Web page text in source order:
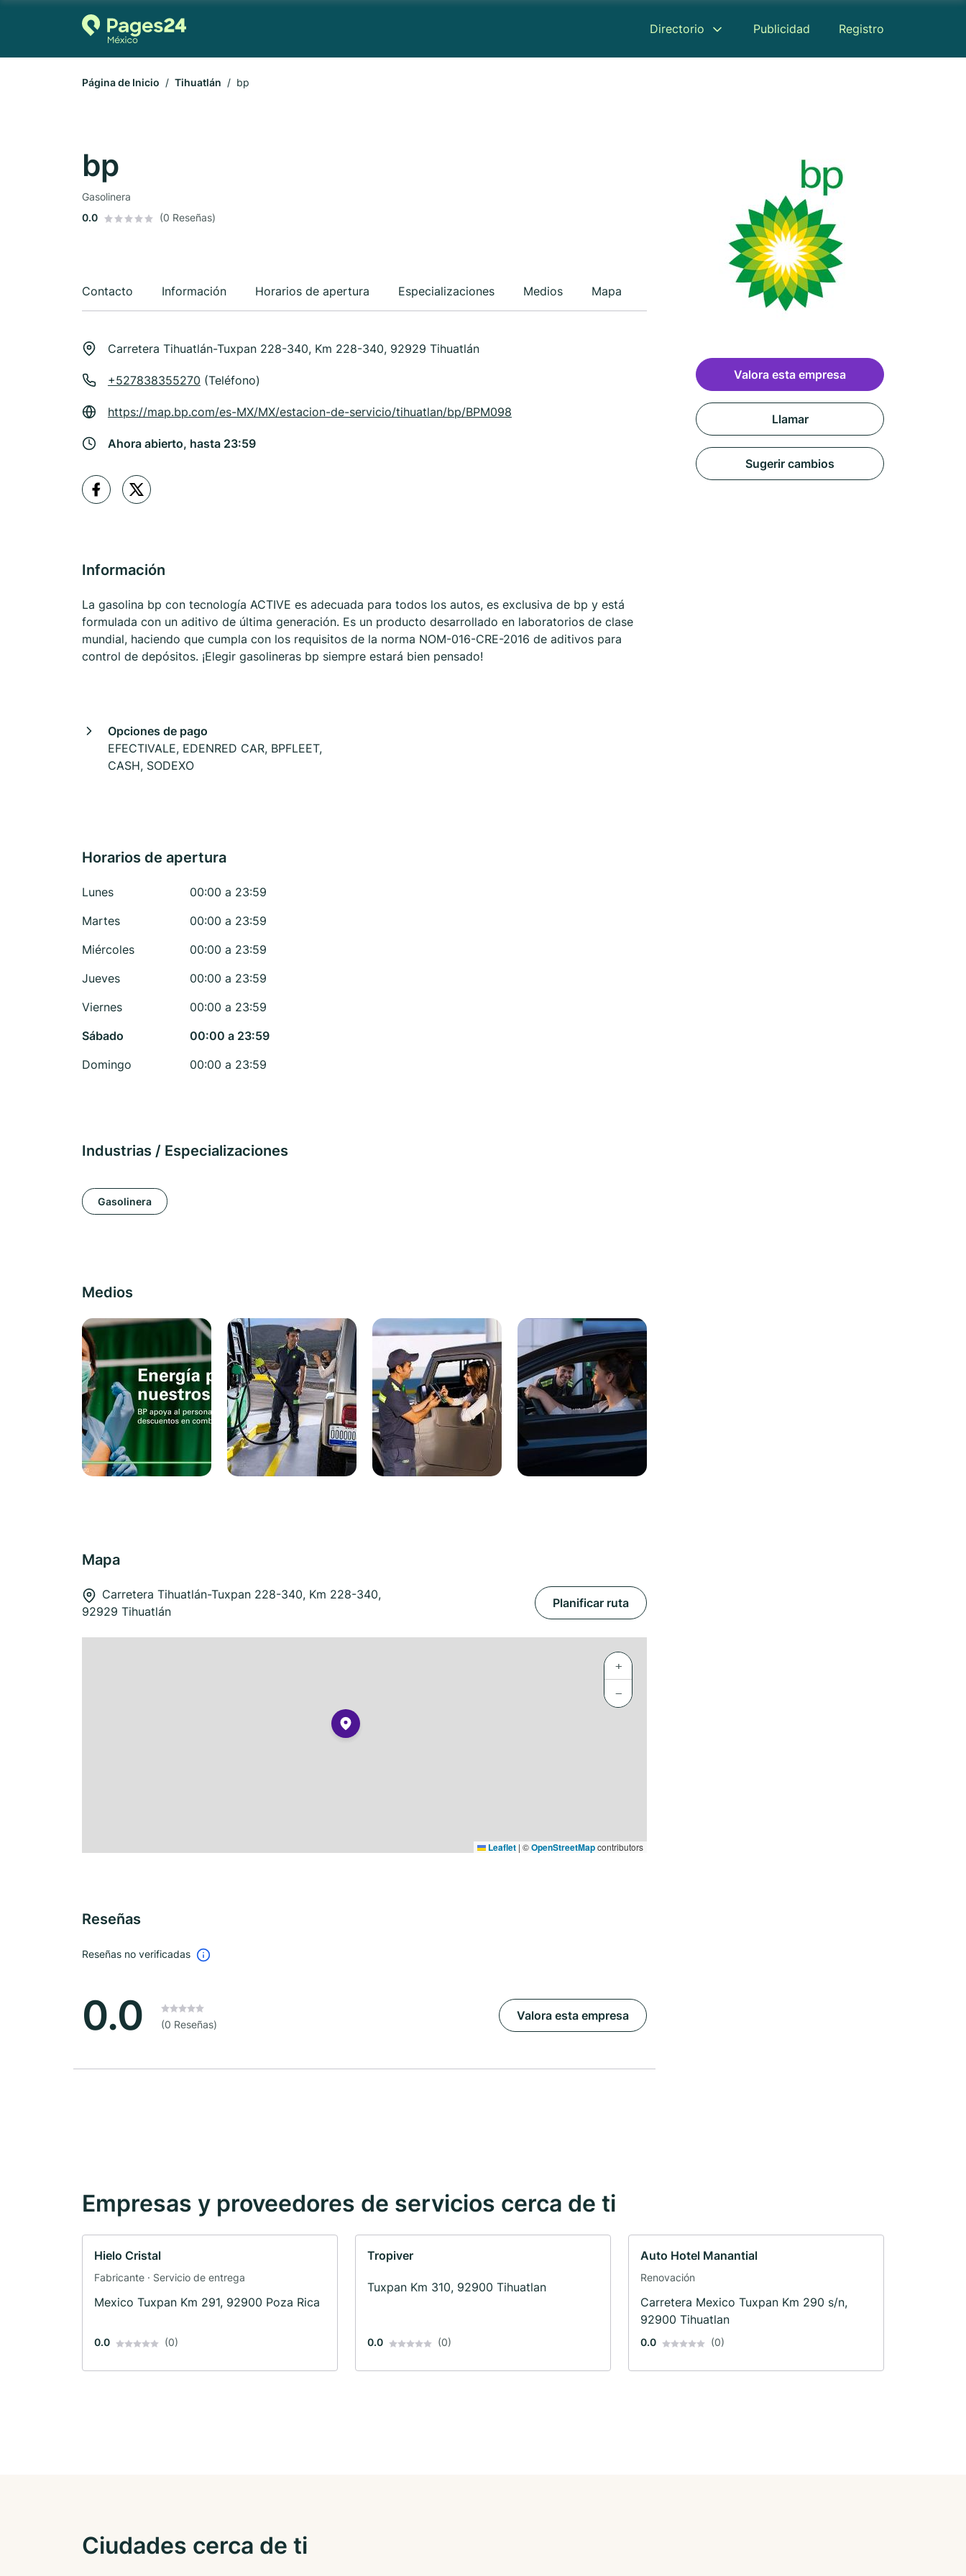
Directorio Publicidad Registro
Página de Inicio Tihuatlán bp
bp
Gasolinera
0.0
(0 Reseñas)
Contacto Información Horarios de apertura Especializaciones Medios Mapa
Carretera Tihuatlán-Tuxpan 228-340, Km 228-340, 92929 Tihuatlán
+527838355270 (Teléfono)
https://map.bp.com/es-MX/MX/estacion-de-servicio/tihuatlan/bp/BPM098
Ahora abierto, hasta 23:59
Información
La gasolina bp con tecnología ACTIVE es adecuada para todos los autos, es exclusiva de bp y está
formulada con un aditivo de última generación. Es un producto desarrollado en laboratorios de clase
mundial, haciendo que cumpla con los requisitos de la norma NOM-016-CRE-2016 de aditivos para
control de depósitos. ¡Elegir gasolineras bp siempre estará bien pensado!
Opciones de pago
EFECTIVALE, EDENRED CAR, BPFLEET,
CASH, SODEXO
Horarios de apertura
Lunes
00:00 a 23:59
Martes
00:00 a 23:59
Miércoles
00:00 a 23:59
Jueves
00:00 a 23:59
Viernes
00:00 a 23:59
Sábado
00:00 a 23:59
Domingo
00:00 a 23:59
Industrias / Especializaciones
Gasolinera
Medios
Mapa
Carretera Tihuatlán-Tuxpan 228-340, Km 228-340,
92929 Tihuatlán
Planificar ruta
+
−
Leaflet | ©OpenStreetMapcontributors
Reseñas
Reseñas no verificadas
0.0 (0 Reseñas)
Valora esta empresa
Valora esta empresa
Llamar
Sugerir cambios
Empresas y proveedores de servicios cerca de ti
Hielo Cristal
Fabricante · Servicio de entrega
Mexico Tuxpan Km 291, 92900 Poza Rica
0.0 (0)
Tropiver
Tuxpan Km 310, 92900 Tihuatlan
0.0 (0)
Auto Hotel Manantial
Renovación
Carretera Mexico Tuxpan Km 290 s/n,
92900 Tihuatlan
0.0 (0)
Ciudades cerca de ti